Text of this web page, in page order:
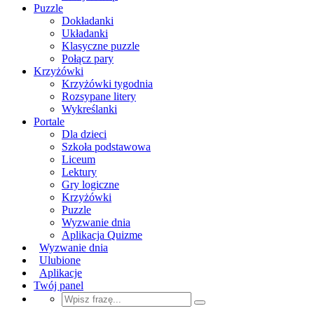
Puzzle
Dokładanki
Układanki
Klasyczne puzzle
Połącz pary
Krzyżówki
Krzyżówki tygodnia
Rozsypane litery
Wykreślanki
Portale
Dla dzieci
Szkoła podstawowa
Liceum
Lektury
Gry logiczne
Krzyżówki
Puzzle
Wyzwanie dnia
Aplikacja Quizme
Wyzwanie dnia
Ulubione
Aplikacje
Twój panel